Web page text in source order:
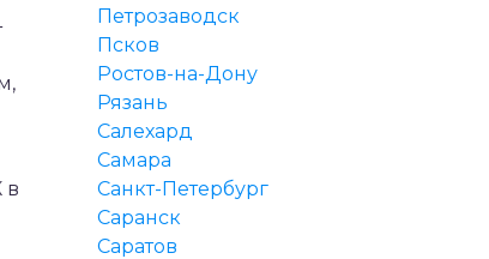
в
Петрозаводск
Псков
Ростов-на-Дону
Рязань
Салехард
Самара
Санкт-Петербург
Саранск
Саратов